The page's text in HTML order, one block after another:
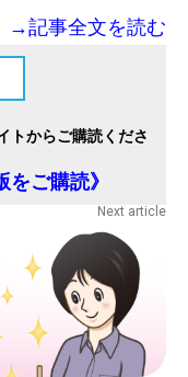
→記事全文を読む
トからご購読くださ
をご購読》
Next article